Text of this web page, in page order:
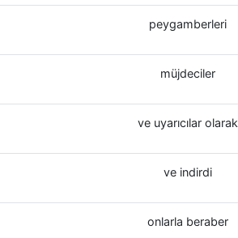
peygamberleri
müjdeciler
ve uyarıcılar olarak
ve indirdi
onlarla beraber